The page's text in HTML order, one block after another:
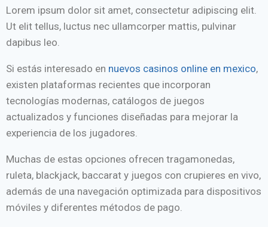
Lorem ipsum dolor sit amet, consectetur adipiscing elit.
Ut elit tellus, luctus nec ullamcorper mattis, pulvinar
dapibus leo.
Si estás interesado en nuevos casinos online en mexico,
existen plataformas recientes que incorporan
tecnologías modernas, catálogos de juegos
actualizados y funciones diseñadas para mejorar la
experiencia de los jugadores.
Muchas de estas opciones ofrecen tragamonedas,
ruleta, blackjack, baccarat y juegos con crupieres en vivo,
además de una navegación optimizada para dispositivos
móviles y diferentes métodos de pago.